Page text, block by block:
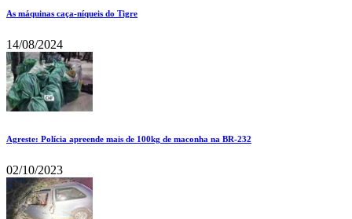
As máquinas caça-níqueis do Tigre
14/08/2024
Agreste: Polícia apreende mais de 100kg de maconha na BR-232
02/10/2023